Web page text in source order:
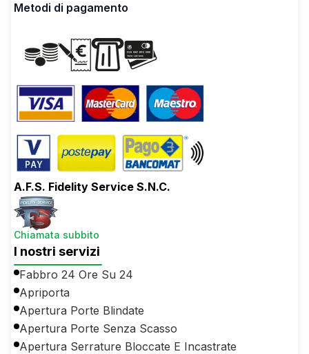
Metodi di pagamento
A.F.S. Fidelity Service S.N.C.
Chiamata subbito
I nostri servizi
Fabbro 24 Ore Su 24
Apriporta
Apertura Porte Blindate
Apertura Porte Senza Scasso
Apertura Serrature Bloccate E Incastrate